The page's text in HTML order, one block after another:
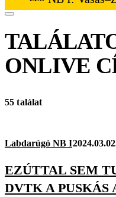
ONLIVE
55 találat
Labdarúgó NB I
EZÚTTAL SEM
DVTK A